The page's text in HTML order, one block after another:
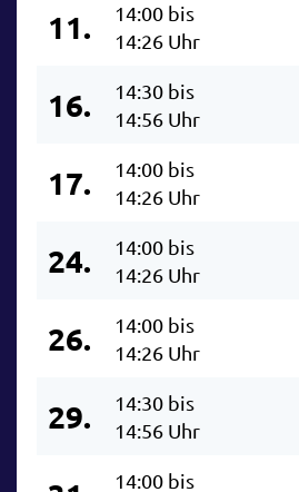
11.
14:00 bis
14:26 Uhr
16.
14:30 bis
14:56 Uhr
17.
14:00 bis
14:26 Uhr
24.
14:00 bis
14:26 Uhr
26.
14:00 bis
14:26 Uhr
29.
14:30 bis
14:56 Uhr
14:00 bis